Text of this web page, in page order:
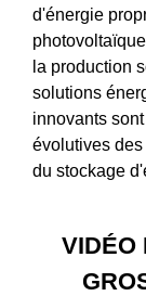
d'énergie
la production
solutions
innovants
évolutives
du stockage
VIDÉO